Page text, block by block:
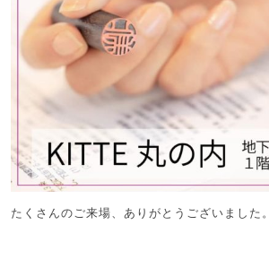
たくさんのご来場、ありがとうございました。